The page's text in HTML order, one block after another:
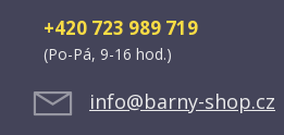
+420 723 989 719
(Po-Pá, 9-16 hod.)
info@barny-shop.cz